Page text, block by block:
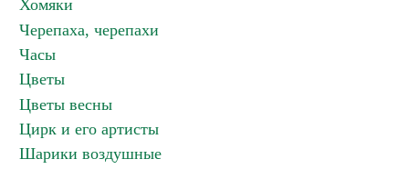
Хомяки
Черепаха, черепахи
Часы
Цветы
Цветы весны
Цирк и его артисты
Шарики воздушные